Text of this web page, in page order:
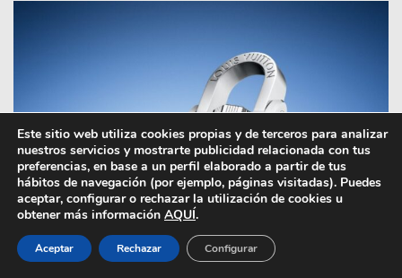
Este sitio web utiliza cookies propias y de terceros para analizar
nuestros servicios y mostrarte publicidad relacionada con tus
preferencias, en base a un perfil elaborado a partir de tus
hábitos de navegación (por ejemplo, páginas visitadas). Puedes
aceptar, configurar o rechazar la utilización de cookies u
obtener más información AQUÍ.
Aceptar Rechazar Configurar